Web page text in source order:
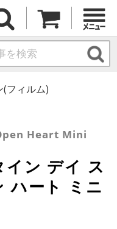
(フィルム)
Heart Mini
ン デイ ス
ハート ミニ